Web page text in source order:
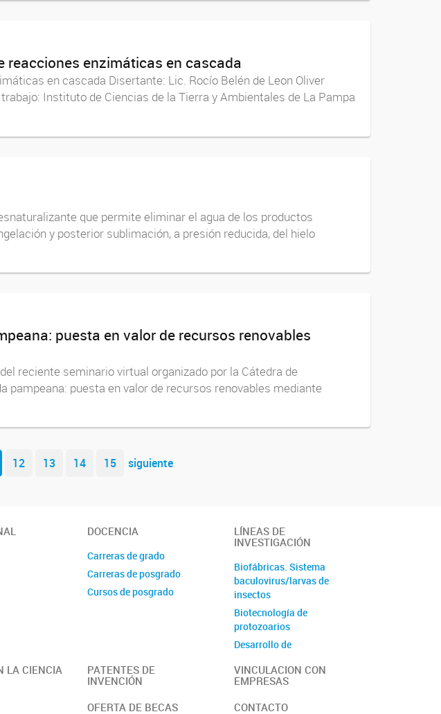
enzimáticas en cascada
en cascada Disertante: Lic. Rocío Belén de Leon Oliver
Instituto de Ciencias de la Tierra y Ambientales de La Pampa
que permite eliminar el agua de los productos
y posterior sublimación, a presión reducida, del hielo
puesta en valor de recursos renovables
reciente seminario virtual organizado por la Cátedra de
puesta en valor de recursos renovables mediante
12 13 14 15 siguiente
DOCENCIA
Carreras de grado
Carreras de posgrado
Cursos de posgrado
LÍNEAS DE
INVESTIGACIÓN
Biofábricas. Sistema
baculovirus/larvas de
insectos
Biotecnología de
protozoarios
Desarrollo de
Diversidad Microbiana
ligandos
LA CIENCIA
PATENTES DE
INVENCIÓN
VINCULACION CON
EMPRESAS
OFERTA DE BECAS CONTACTO